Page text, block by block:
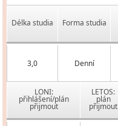
Délka studia Forma studia
3,0 Denní
LONI:
přihlášení/plán
přijmout
LETOS:
plán
přijmout